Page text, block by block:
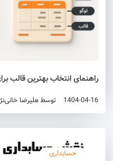
راهنمای انتخاب بهترین قالب
1404-04-16 توسط علیرضا
حسابداری